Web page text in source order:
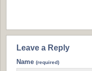
Leave a Reply
Name (required)